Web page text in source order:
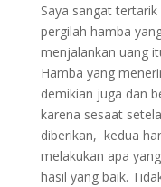
Saya sangat tertarik
pergilah hamba
menjalankan uang
Hamba yang
demikian juga dan
karena sesaat
diberikan, kedua
melakukan apa
hasil yang baik.